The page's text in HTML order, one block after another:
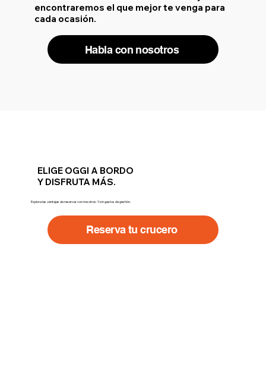
encontraremos el que mejor te venga para
cada ocasión.
Habla con nosotros
ELIGE OGGI A BORDO
Y DISFRUTA MÁS.
Explora las ventajas de reservar con nosotros. Y sin gastos de gestión.
Reserva tu crucero